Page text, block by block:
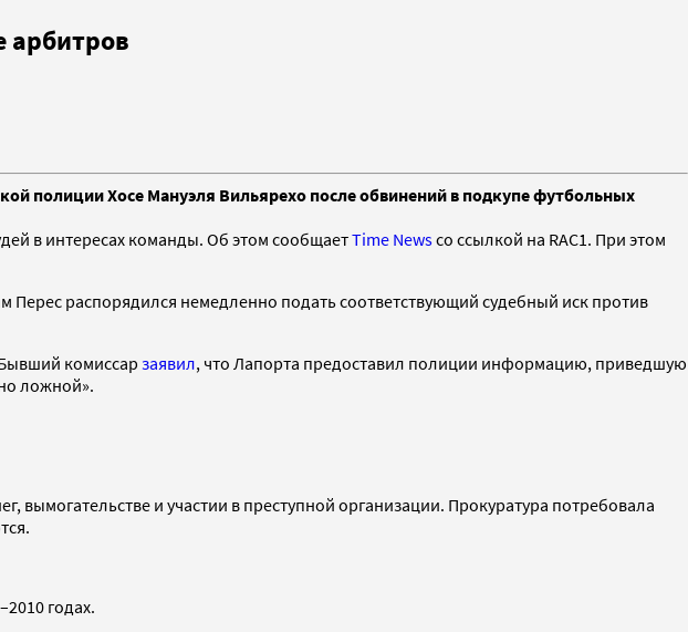
арбитров
полиции Хосе Мануэля Вильярехо после обвинений в подкупе футбольных
в интересах команды. Об этом сообщаетTime Newsсо ссылкой на RAC1. При этом
распорядился немедленно подать соответствующий судебный иск против
комиссар заявил, что Лапорта предоставил полиции информацию, приведшую
ложной».
и участии в преступной организации. Прокуратура потребовала
годах.